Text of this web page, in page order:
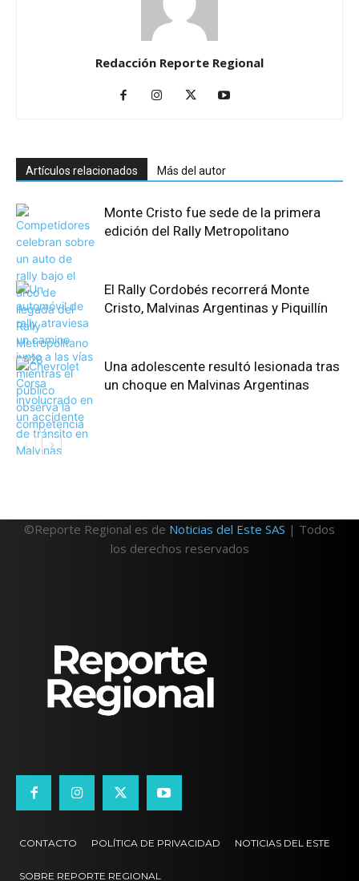
Redacción Reporte Regional
Artículos relacionados Más del autor
Monte Cristo fue sede de la primera
edición del Rally Metropolitano
El Rally Cordobés recorrerá Monte
Cristo, Malvinas Argentinas y Piquillín
Una adolescente resultó lesionada tras
un choque en Malvinas Argentinas
©Reporte Regional es de Noticias del Este SAS | Todos
los derechos reservados
CONTACTO POLÍTICA DE PRIVACIDAD NOTICIAS DEL ESTE
SOBRE REPORTE REGIONAL